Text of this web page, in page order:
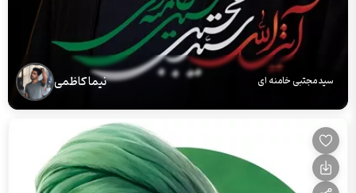
سید مجتبی خامنه ای نیما کاظمی